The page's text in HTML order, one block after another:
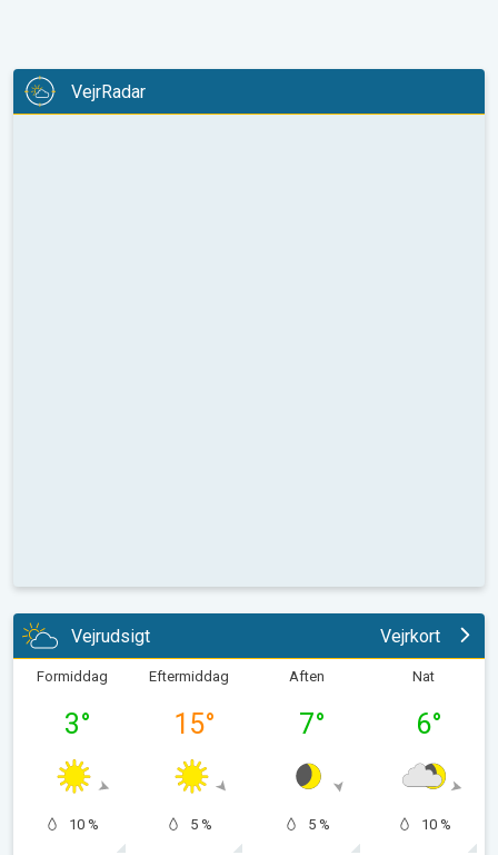
VejrRadar
Vejrudsigt Vejrkort
Formiddag
3°
10 %
Eftermiddag
15°
5 %
Aften
7°
5 %
Nat
6°
10 %